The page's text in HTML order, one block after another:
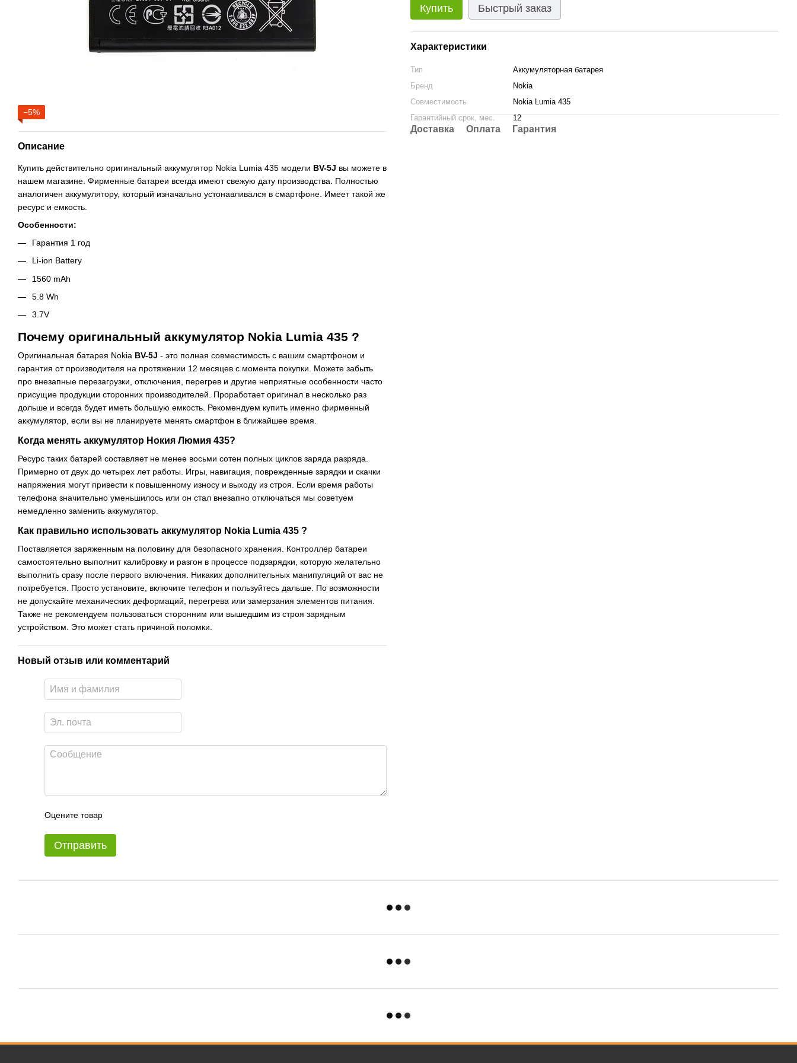
−5%
Описание
Купить действительно оригинальный аккумулятор Nokia Lumia 435 модели BV-5J вы можете в
нашем магазине. Фирменные батареи всегда имеют свежую дату производства. Полностью
аналогичен аккумулятору, который изначально устонавливался в смартфоне. Имеет такой же
ресурс и емкость.
Особенности:
Гарантия 1 год
Li-ion Battery
1560 mAh
5.8 Wh
3.7V
Почему оригинальный аккумулятор Nokia Lumia 435 ?
Оригинальная батарея Nokia BV-5J - это полная совместимость с вашим смартфоном и
гарантия от производителя на протяжении 12 месяцев с момента покупки. Можете забыть
про внезапные перезагрузки, отключения, перегрев и другие неприятные особенности часто
присущие продукции сторонних производителей. Проработает оригинал в несколько раз
дольше и всегда будет иметь большую емкость. Рекомендуем купить именно фирменный
аккумулятор, если вы не планируете менять смартфон в ближайшее время.
Когда менять аккумулятор Нокия Люмия 435?
Ресурс таких батарей составляет не менее восьми сотен полных циклов заряда разряда.
Примерно от двух до четырех лет работы. Игры, навигация, поврежденные зарядки и скачки
напряжения могут привести к повышенному износу и выходу из строя. Если время работы
телефона значительно уменьшилось или он стал внезапно отключаться мы советуем
немедленно заменить аккумулятор.
Как правильно использовать аккумулятор Nokia Lumia 435 ?
Поставляется заряженным на половину для безопасного хранения. Контроллер батареи
самостоятельно выполнит калибровку и разгон в процессе подзарядки, которую желательно
выполнить сразу после первого включения. Никаких дополнительных манипуляций от вас не
потребуется. Просто установите, включите телефон и пользуйтесь дальше. По возможности
не допускайте механических деформаций, перегрева или замерзания элементов питания.
Также не рекомендуем пользоваться сторонним или вышедшим из строя зарядным
устройством. Это может стать причиной поломки.
Новый отзыв или комментарий
Оцените товар
Отправить
Купить Быстрый заказ
Характеристики
Тип
Аккумуляторная батарея
Бренд
Nokia
Совместимость
Nokia Lumia 435
Гарантийный срок, мес.
12
Доставка Оплата Гарантия